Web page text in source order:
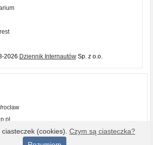
2026 Dziennik InternautówSp. z o.o.
(cookies). Czym są ciasteczka?